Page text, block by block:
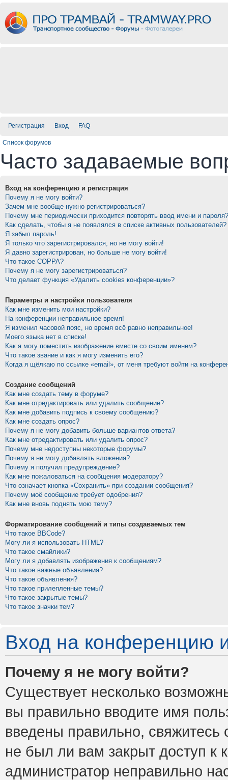
Регистрация Вход FAQ
Список форумов
Часто задаваемые
Вход на конференцию и регистрация
Почему я не могу войти?
Зачем мне вообще нужно регистрироваться?
Почему мне периодически приходится повторять ввод имени и пароля?
Как сделать, чтобы я не появлялся в списке активных пользователей?
Я забыл пароль!
Я только что зарегистрировался, но не могу войти!
Я давно зарегистрирован, но больше не могу войти!
Что такое COPPA?
Почему я не могу зарегистрироваться?
Что делает функция «Удалить cookies конференции»?
Параметры и настройки пользователя
Как мне изменить мои настройки?
На конференции неправильное время!
Я изменил часовой пояс, но время всё равно неправильное!
Моего языка нет в списке!
Как я могу поместить изображение вместе со своим именем?
Что такое звание и как я могу изменить его?
Когда я щёлкаю по ссылке «email», от меня требуют войти на
Создание сообщений
Как мне создать тему в форуме?
Как мне отредактировать или удалить сообщение?
Как мне добавить подпись к своему сообщению?
Как мне создать опрос?
Почему я не могу добавить больше вариантов ответа?
Как мне отредактировать или удалить опрос?
Почему мне недоступны некоторые форумы?
Почему я не могу добавлять вложения?
Почему я получил предупреждение?
Как мне пожаловаться на сообщения модератору?
Что означает кнопка «Сохранить» при создании сообщения?
Почему моё сообщение требует одобрения?
Как мне вновь поднять мою тему?
Форматирование сообщений и типы создаваемых тем
Что такое BBCode?
Могу ли я использовать HTML?
Что такое смайлики?
Могу ли я добавлять изображения к сообщениям?
Что такое важные объявления?
Что такое объявления?
Что такое прилепленные темы?
Что такое закрытые темы?
Что такое значки тем?
Вход на конференцию
Почему я не могу войти?
Существует несколько
вы правильно вводите имя
введены правильно,
не был ли вам закрыт доступ к
администратор неправильно